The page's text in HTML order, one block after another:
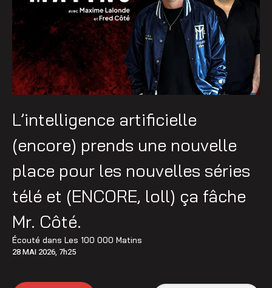
L’intelligence artificielle
(encore) prends une nouvelle
place pour les nouvelles séries
télé et (ENCORE, loll) ça fâche
Mr. Côté.
Écouté dans Les 100 000 Matins
28 MAI 2026, 7h25